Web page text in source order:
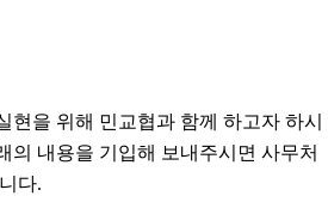
현을 위해 민교협과 함께 하고자 하시
의 내용을 기입해 보내주시면 사무처
다.